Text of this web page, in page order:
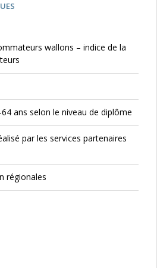
wallons – indice de la
ans selon le niveau de diplôme
par les services partenaires
régionales